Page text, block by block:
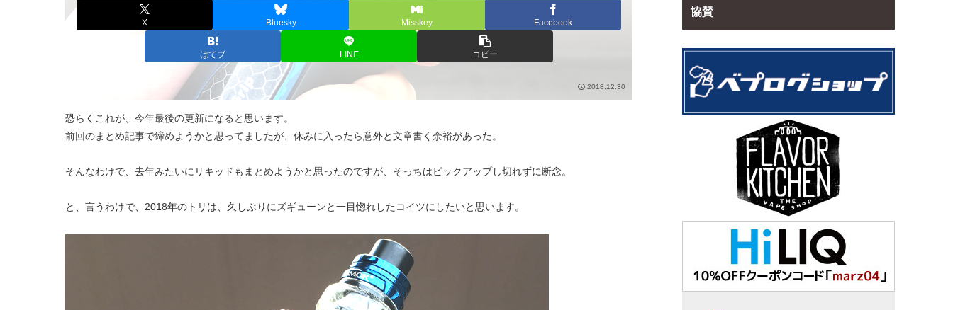
X Bluesky Misskey Facebook
はてブ LINE コピー
2018.12.30
恐らくこれが、今年最後の更新になると思います。
前回のまとめ記事で締めようかと思ってましたが、休みに入ったら意外と文章書く余裕があった。
そんなわけで、去年みたいにリキッドもまとめようかと思ったのですが、そっちはピックアップし切れずに断念。
と、言うわけで、2018年のトリは、久しぶりにズギューンと一目惚れしたコイツにしたいと思います。
協賛